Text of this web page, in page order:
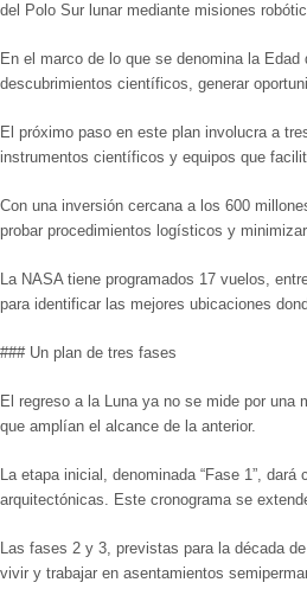
del Polo Sur lunar mediante misiones
En el marco de lo que se denomina la
descubrimientos científicos, generar
El próximo paso en este plan involucra a
instrumentos científicos y equipos que
Con una inversión cercana a los 600
probar procedimientos logísticos y
La NASA tiene programados 17 vuelos,
para identificar las mejores ubicaciones
### Un plan de tres fases
El regreso a la Luna ya no se mide por
que amplían el alcance de la anterior.
La etapa inicial, denominada “Fase 1”,
arquitectónicas. Este cronograma se
Las fases 2 y 3, previstas para la década
vivir y trabajar en asentamientos